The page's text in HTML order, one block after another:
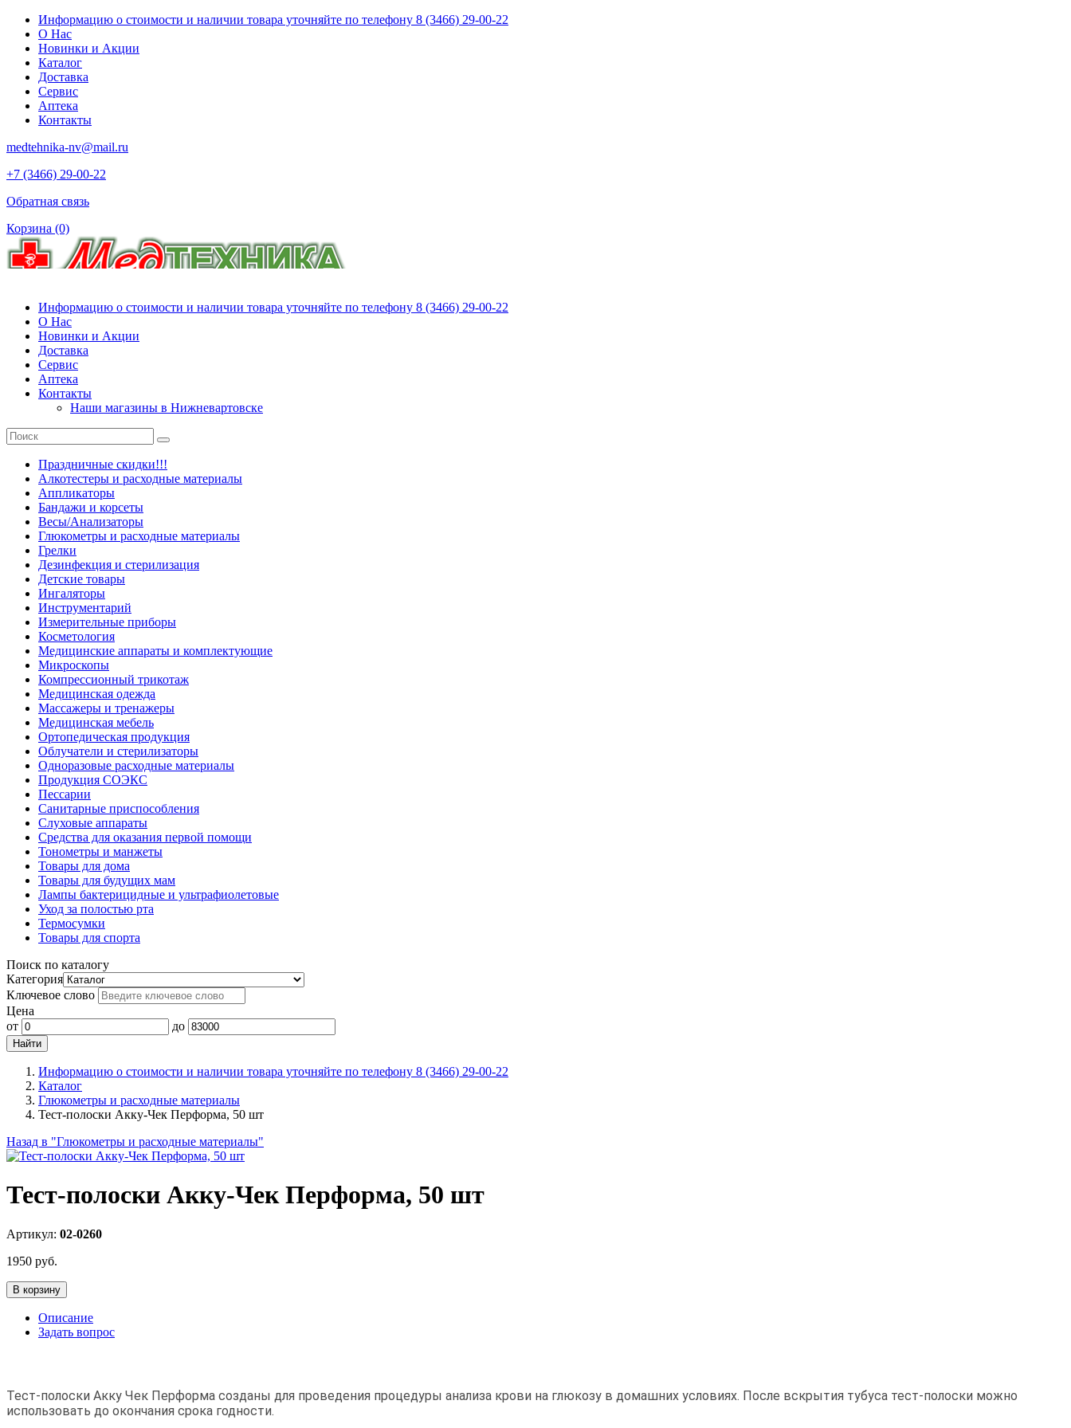
Информацию о стоимости и наличии товара уточняйте по телефону 8 (3466) 29-00-22
О Нас
Новинки и Акции
Каталог
Доставка
Сервис
Аптека
Контакты
medtehnika-nv@mail.ru
+7 (3466) 29-00-22
Обратная связь
Корзина (0)
Информацию о стоимости и наличии товара уточняйте по телефону 8 (3466) 29-00-22
О Нас
Новинки и Акции
Доставка
Сервис
Аптека
Контакты
Наши магазины в Нижневартовске
Праздничные скидки!!!
Алкотестеры и расходные материалы
Аппликаторы
Бандажи и корсеты
Весы/Анализаторы
Глюкометры и расходные материалы
Грелки
Дезинфекция и стерилизация
Детские товары
Ингаляторы
Инструментарий
Измерительные приборы
Косметология
Медицинские аппараты и комплектующие
Микроскопы
Компрессионный трикотаж
Медицинская одежда
Массажеры и тренажеры
Медицинская мебель
Ортопедическая продукция
Облучатели и стерилизаторы
Одноразовые расходные материалы
Продукция СОЭКС
Пессарии
Санитарные приспособления
Слуховые аппараты
Средства для оказания первой помощи
Тонометры и манжеты
Товары для дома
Товары для будущих мам
Лампы бактерицидные и ультрафиолетовые
Уход за полостью рта
Термосумки
Товары для спорта
Поиск по каталогу
Категория
Ключевое слово
Цена
от
до
Информацию о стоимости и наличии товара уточняйте по телефону 8 (3466) 29-00-22
Каталог
Глюкометры и расходные материалы
Тест-полоски Акку-Чек Перформа, 50 шт
Назад в "Глюкометры и расходные материалы"
Тест-полоски Акку-Чек Перформа, 50 шт
Артикул: 02-0260
1950 руб.
В корзину
Описание
Задать вопрос
Тест-полоски Акку Чек Перформа созданы для проведения процедуры анализа крови на глюкозу в домашних условиях. После вскрытия тубуса тест-полоски можно
использовать до окончания срока годности.